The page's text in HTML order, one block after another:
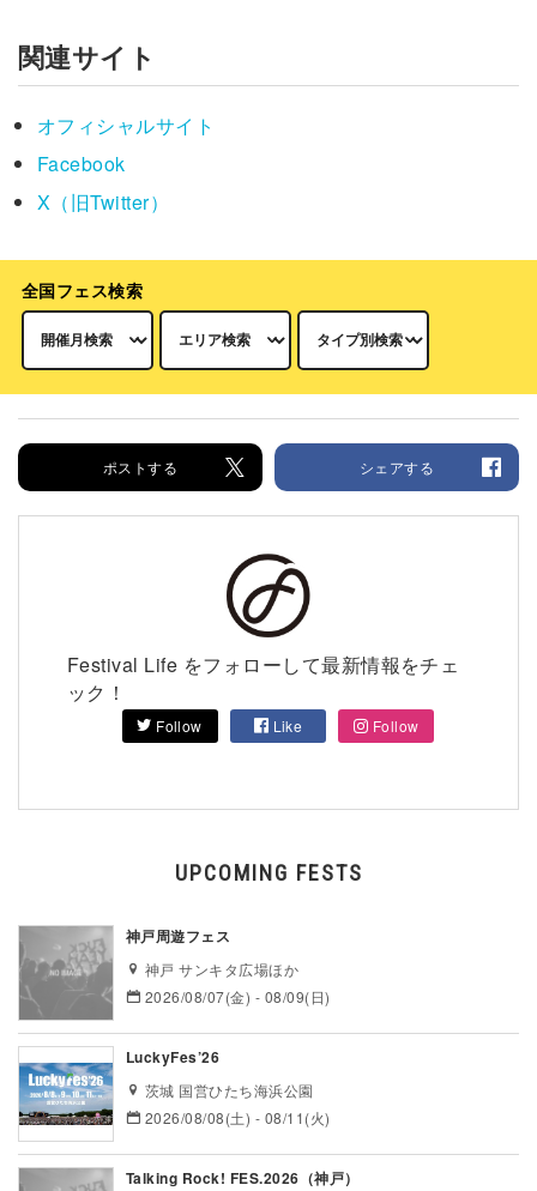
関連サイト
オフィシャルサイト
Facebook
X（旧Twitter）
全国フェス検索
ポストする シェアする
Festival Life をフォローして最新情報をチェ
ック！
Follow Like Follow
UPCOMING FESTS
神戸周遊フェス
神戸 サンキタ広場ほか
2026/08/07(金) - 08/09(日)
LuckyFes’26
茨城 国営ひたち海浜公園
2026/08/08(土) - 08/11(火)
Talking Rock! FES.2026（神戸）